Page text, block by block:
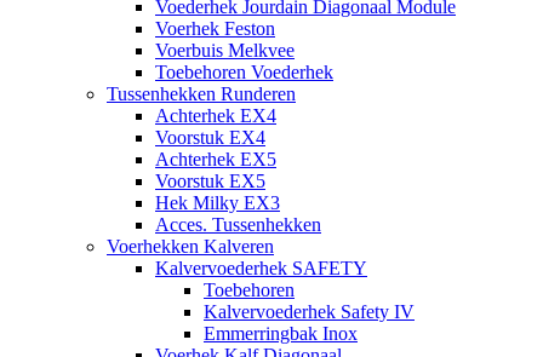
Voederhek Jourdain Diagonaal Module
Voerhek Feston
Voerbuis Melkvee
Toebehoren Voederhek
Tussenhekken Runderen
Achterhek EX4
Voorstuk EX4
Achterhek EX5
Voorstuk EX5
Hek Milky EX3
Acces. Tussenhekken
Voerhekken Kalveren
Kalvervoederhek SAFETY
Toebehoren
Kalvervoederhek Safety IV
Emmerringbak Inox